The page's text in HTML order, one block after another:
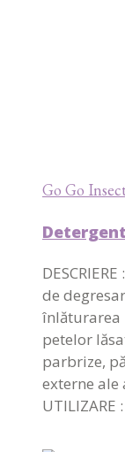
Go Go
de
înlăturarea
petelor
parbrize,
externe ale
UTILIZARE